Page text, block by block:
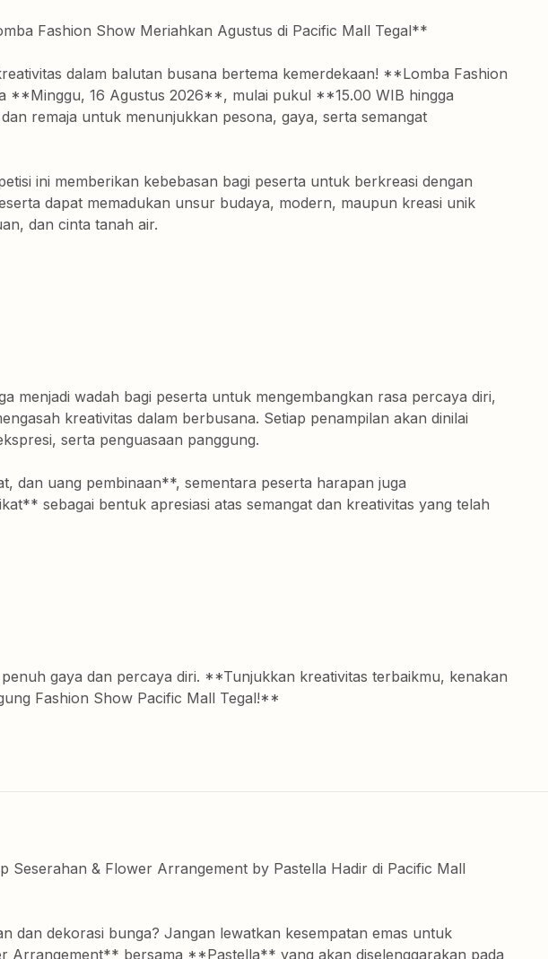
Fashion Show Meriahkan Agustus di Pacific Mall Tegal**
dalam balutan busana bertema kemerdekaan! **Lomba Fashion
**Minggu, 16 Agustus 2026**, mulai pukul **15.00 WIB hingga
remaja untuk menunjukkan pesona, gaya, serta semangat
ini memberikan kebebasan bagi peserta untuk berkreasi dengan
dapat memadukan unsur budaya, modern, maupun kreasi unik
dan cinta tanah air.
menjadi wadah bagi peserta untuk mengembangkan rasa percaya diri,
kreativitas dalam berbusana. Setiap penampilan akan dinilai
serta penguasaan panggung.
dan uang pembinaan**, sementara peserta harapan juga
sebagai bentuk apresiasi atas semangat dan kreativitas yang telah
gaya dan percaya diri. **Tunjukkan kreativitas terbaikmu, kenakan
Fashion Show Pacific Mall Tegal!**
& Flower Arrangement by Pastella Hadir di Pacific Mall
dan dekorasi bunga? Jangan lewatkan kesempatan emas untuk
Arrangement** bersama **Pastella** yang akan diselenggarakan pada